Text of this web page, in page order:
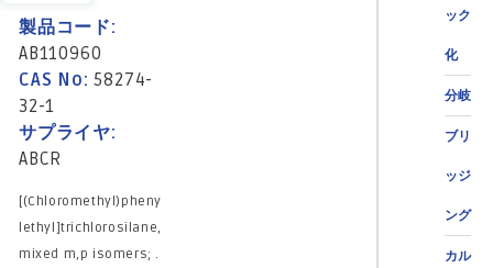
ック
化
分岐
ブリ
ッジ
ング
カル
製品コード:
AB110960
CAS No:58274-
32-1
サプライヤ:
ABCR
[(Chloromethyl)pheny
lethyl]trichlorosilane,
mixed m,p isomers; .